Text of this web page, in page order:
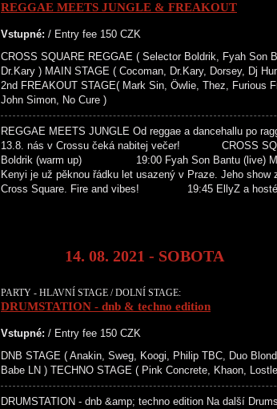
REGGAE MEETS JUNGLE & FREAKOUT
Vstupné: / Entry fee 150 CZK
CROSS SQUARE REGGAE ( Selector Boldrik, Fyah Son
Dr.Kary ) MAIN STAGE ( Cocoman, Dr.Kary, Dorsey, Dj
2nd FREAKOUT STAGE( Mark Sin, Öwlie, Thez, Furious
John Simon, No Cure )
REGGAE MEETS JUNGLE Od reggae a dancehallu po
13.8. nás v Crossu čeká nabitej večer! CROSS
Boldrik (warm up) 19:00 Fyah Son Bantu (live) MC
Kenyi je už pěknou řádku let usazený v Praze. Jeho show
Cross Square. Fire and vibes! 19:45 EllyZ a hosté
14. 08. 2021 - SOBOTA
PARTY - HLAVNÍ STAGE / DOLNÍ STAGE:
DRUMSTATION - dnb & techno edition
Vstupné: / Entry fee 150 CZK
DNB STAGE ( Anakin, Sweg, Koogi, Philip TBC, Duo
Babe LN ) TECHNO STAGE ( Pink Concrete, Khaon,
DRUMSTATION - dnb &amp; techno edition Na další